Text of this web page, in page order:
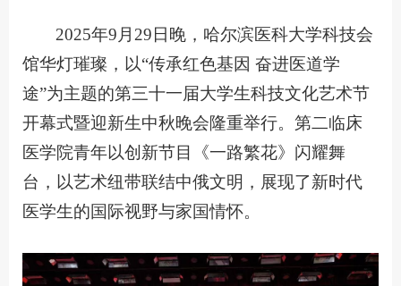
2025年9月29日晚，哈尔滨医科大学科技会
馆华灯璀璨，以“传承红色基因 奋进医道学
途”为主题的第三十一届大学生科技文化艺术节
开幕式暨迎新生中秋晚会隆重举行。第二临床
医学院青年以创新节目《一路繁花》闪耀舞
台，以艺术纽带联结中俄文明，展现了新时代
医学生的国际视野与家国情怀。